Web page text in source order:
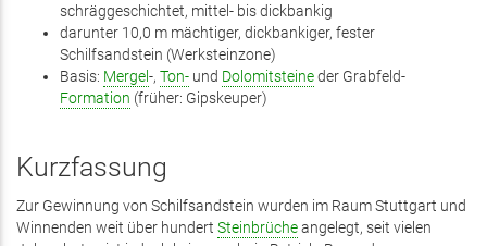
schräggeschichtet, mittel- bis dickbankig
darunter 10,0 m mächtiger, dickbankiger, fester
Schilfsandstein (Werksteinzone)
Basis: Mergel-, Ton- und Dolomitsteineder Grabfeld-
Formation (früher: Gipskeuper)
Kurzfassung
Zur Gewinnung von Schilfsandstein wurden im Raum Stuttgart und
Winnenden weit über hundert Steinbrücheangelegt, seit vielen